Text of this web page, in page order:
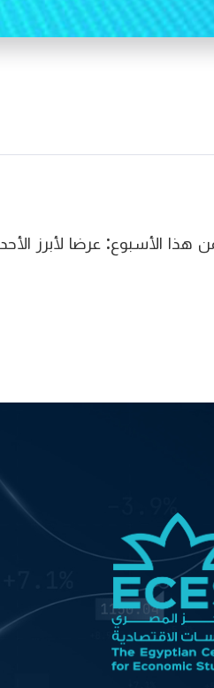
هذا الأسبوع: عرضا لأبرز